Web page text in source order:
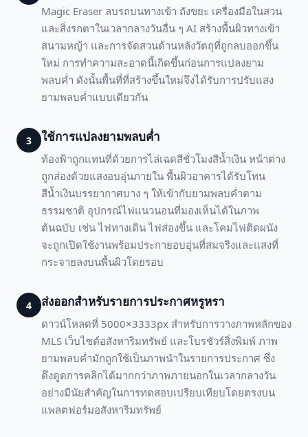
Magic Eraser ลบรถบนทางเข้า ถังขยะ เครื่องมือในสวน
และสิ่งรกตาในเวลากลางวันอื่น ๆ AI สร้างพื้นผิวทางเข้า
สนามหญ้า และการจัดสวนด้านหลังวัตถุที่ถูกลบออกขึ้น
ใหม่ การทำความสะอาดนี้เกิดขึ้นก่อนการแปลงยาม
พลบค่ำ ดังนั้นพื้นที่ที่สร้างขึ้นใหม่จึงได้รับการปรับแสง
ยามพลบค่ำแบบเดียวกัน
3 ใช้การแปลงยามพลบค่ำ
ท้องฟ้าถูกแทนที่ด้วยการไล่เฉดสีชั่วโมงสีน้ำเงิน หน้าต่าง
ถูกส่องด้วยแสงอบอุ่นภายใน พื้นผิวอาคารได้รับโทน
สีน้ำเงินบรรยากาศบาง ๆ ให้เข้ากับยามพลบค่ำตาม
ธรรมชาติ อุปกรณ์ไฟแนวนอนที่มองเห็นได้ในภาพ
ต้นฉบับ เช่น ไฟทางเดิน ไฟส่องขึ้น และโคมไฟติดผนัง
จะถูกเปิดใช้งานพร้อมประกายอบอุ่นที่สมจริงและแสงที่
กระจายลงบนพื้นผิวโดยรอบ
4 ส่งออกสำหรับรายการประกาศหรูหรา
ดาวน์โหลดที่ 5000×3333px สำหรับการวางภาพหลักของ
MLS เว็บไซต์อสังหาริมทรัพย์ และโบรชัวร์สิ่งพิมพ์ ภาพ
ยามพลบค่ำมักถูกใช้เป็นภาพนำในรายการประกาศ ซึ่ง
ดึงดูดการคลิกได้มากกว่าภาพภายนอกในเวลากลางวัน
อย่างมีนัยสำคัญในการทดสอบเปรียบเทียบโดยตรงบน
แพลตฟอร์มอสังหาริมทรัพย์